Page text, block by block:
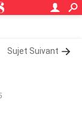
Sujet Suivant